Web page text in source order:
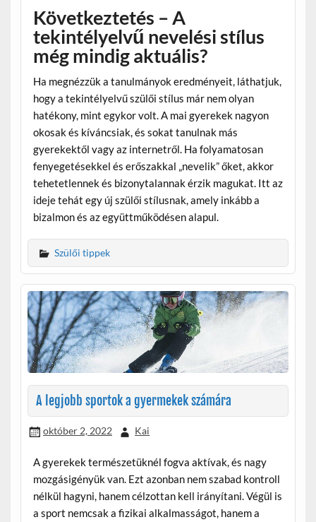
Következtetés – A
tekintélyelvű nevelési stílus
még mindig aktuális?
Ha megnézzük a tanulmányok eredményeit, láthatjuk,
hogy a tekintélyelvű szülői stílus már nem olyan
hatékony, mint egykor volt. A mai gyerekek nagyon
okosak és kíváncsiak, és sokat tanulnak más
gyerekektől vagy az internetről. Ha folyamatosan
fenyegetésekkel és erőszakkal „nevelik” őket, akkor
tehetetlennek és bizonytalannak érzik magukat. Itt az
ideje tehát egy új szülői stílusnak, amely inkább a
bizalmon és az együttműködésen alapul.
Szülői tippek
A legjobb sportok a gyermekek számára
október 2, 2022 Kai
A gyerekek természetüknél fogva aktívak, és nagy
mozgásigényük van. Ezt azonban nem szabad kontroll
nélkül hagyni, hanem célzottan kell irányítani. Végül is
a sport nemcsak a fizikai alkalmasságot, hanem a